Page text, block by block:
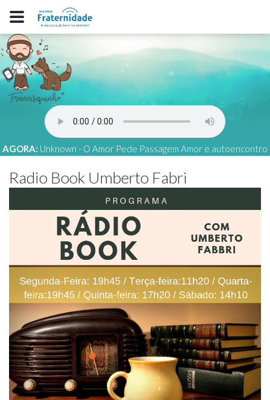
AGORA: Unknown - O Amor Pede Passagem Amor e autoencontro
Radio Book Umberto Fabri